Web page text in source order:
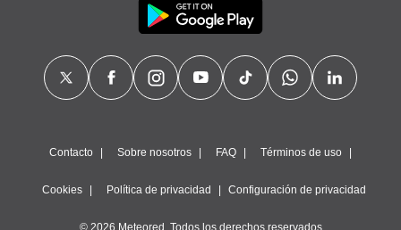
Contacto Sobre nosotros FAQ Términos de uso
Cookies Política de privacidad Configuración de privacidad
© 2026 Meteored. Todos los derechos reservados